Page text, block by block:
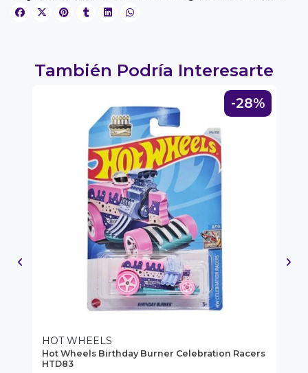
JUGAR
También Podría Interesarte
-28%
HOT WHEELS
Hot Wheels Birthday Burner Celebration Racers
HTD83